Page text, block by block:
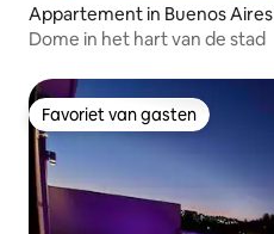
Appartement in Buenos Aires
Dome in het hart van de stad
Favoriet van gasten
Favoriet van gasten